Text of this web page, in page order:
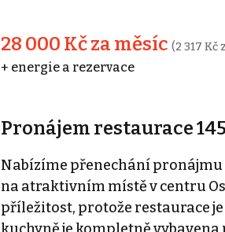
28 000 Kč za měsíc (2 317 Kč
+ energie a rezervace
Pronájem restaurace
Nabízíme přenechání
na atraktivním místě v centru
příležitost, protože restaurace